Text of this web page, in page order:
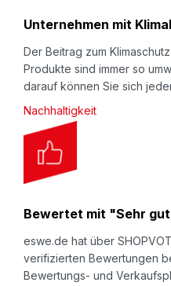
Unternehmen mit
Der Beitrag zum
Produkte sind immer so
darauf können Sie sich
Nachhaltigkeit
Bewertet mit "Sehr
eswe.de hat über
verifizierten Bewertungen
Bewertungs- und